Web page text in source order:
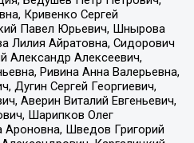
Кривенко Сергей
Павел Юрьевич, Шнырова
Лилия Айратовна, Сидорович
Александр Алексеевич,
Ривина Анна Валерьевна,
Дугин Сергей Георгиевич,
Аверин Виталий Евгеньевич,
Шарипков Олег
Шведов Григорий